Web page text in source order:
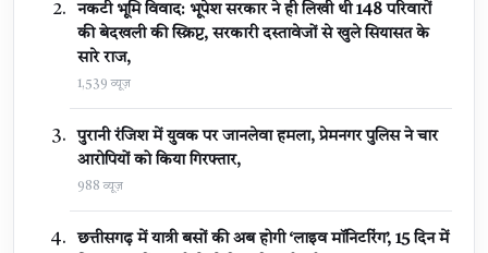
नकटी भूमि विवाद: भूपेश सरकार ने ही लिखी थी 148 परिवारों
की बेदखली की स्क्रिप्ट, सरकारी दस्तावेजों से खुले सियासत के
सारे राज,
1,539 व्यूज़
पुरानी रंजिश में युवक पर जानलेवा हमला, प्रेमनगर पुलिस ने चार
आरोपियों को किया गिरफ्तार,
988 व्यूज़
छत्तीसगढ़ में यात्री बसों की अब होगी ‘लाइव मॉनिटरिंग’, 15 दिन में